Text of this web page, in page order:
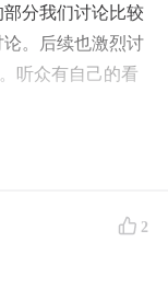
分我们讨论比较
。后续也激烈讨
听众有自己的看
2